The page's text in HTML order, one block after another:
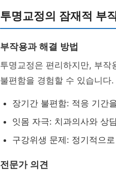
투명교정의 잠재적 부
부작용과 해결 방법
투명교정은 편리하지만, 부
불편함을 경험할 수 있습니다.
장기간 불편함: 적응 기간
잇몸 자극: 치과의사와 상
구강위생 문제: 정기적으
전문가 의견